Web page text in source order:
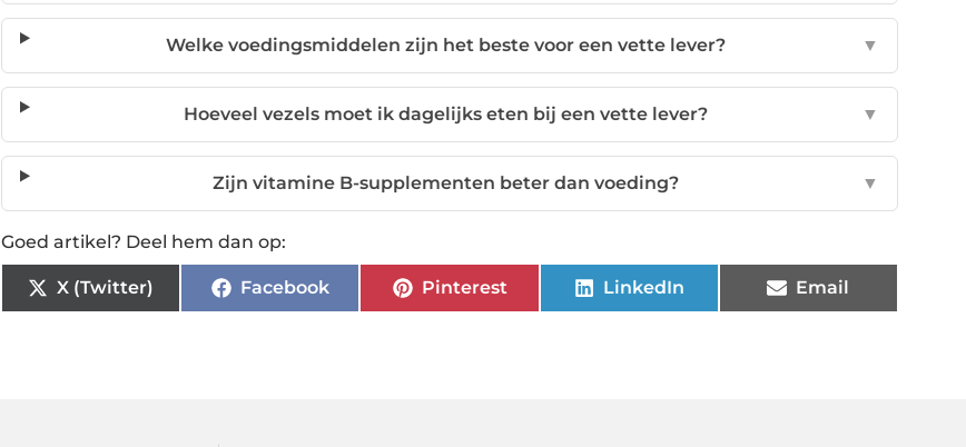
Welke voedingsmiddelen zijn het beste voor een vette lever? ▼
Hoeveel vezels moet ik dagelijks eten bij een vette lever? ▼
Zijn vitamine B-supplementen beter dan voeding? ▼
Goed artikel? Deel hem dan op:
X (Twitter) Facebook Pinterest LinkedIn Email